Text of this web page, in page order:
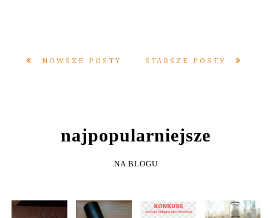
NOWSZE POSTY STARSZE POSTY
NAJPOPULARNIEJSZE
NA BLOGU